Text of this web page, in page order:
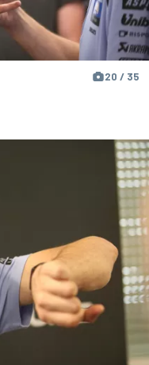
20 / 35